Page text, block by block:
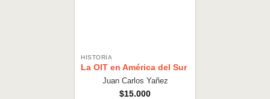
HISTORIA
La OIT en América del Sur
Juan Carlos Yañez
$15.000